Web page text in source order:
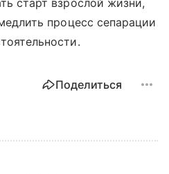
процесс сепарации
Поделиться